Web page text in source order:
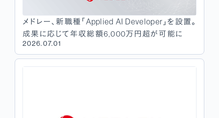
メドレー、新職種「Applied AI Developer」を設置。
成果に応じて年収総額6,000万円超が可能に
2026.07.01